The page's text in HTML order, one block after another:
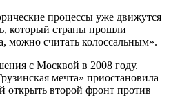
процессы уже движутся
который страны прошли
можно считать колоссальным».
с Москвой в 2008 году.
мечта» приостановила
открыть второй фронт против